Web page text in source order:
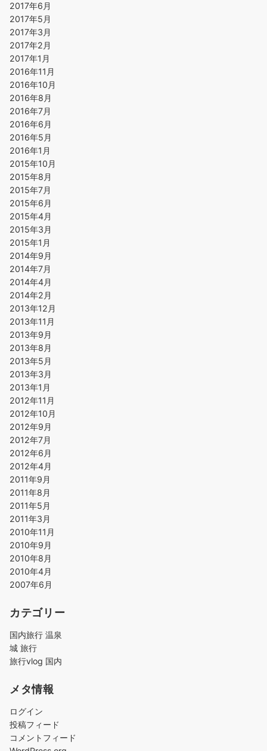
2017年6月
2017年5月
2017年3月
2017年2月
2017年1月
2016年11月
2016年10月
2016年8月
2016年7月
2016年6月
2016年5月
2016年1月
2015年10月
2015年8月
2015年7月
2015年6月
2015年4月
2015年3月
2015年1月
2014年9月
2014年7月
2014年4月
2014年2月
2013年12月
2013年11月
2013年9月
2013年8月
2013年5月
2013年3月
2013年1月
2012年11月
2012年10月
2012年9月
2012年7月
2012年6月
2012年4月
2011年9月
2011年8月
2011年5月
2011年3月
2010年11月
2010年9月
2010年8月
2010年4月
2007年6月
カテゴリー
国内旅行 温泉
城 旅行
旅行vlog 国内
メタ情報
ログイン
投稿フィード
コメントフィード